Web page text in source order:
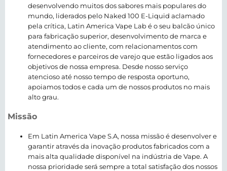
desenvolvendo muitos dos sabores mais populares do
mundo, liderados pelo Naked 100 E-Liquid aclamado
pela crítica, Latin America Vape Lab é o seu balcão único
para fabricação superior, desenvolvimento de marca e
atendimento ao cliente, com relacionamentos com
fornecedores e parceiros de varejo que estão ligados aos
objetivos de nossa empresa. Desde nosso serviço
atencioso até nosso tempo de resposta oportuno,
apoiamos todos e cada um de nossos produtos no mais
alto grau.
Missão
Em Latin America Vape S.A, nossa missão é desenvolver e
garantir através da inovação produtos fabricados com a
mais alta qualidade disponível na indústria de Vape. A
nossa prioridade será sempre a total satisfação dos nossos